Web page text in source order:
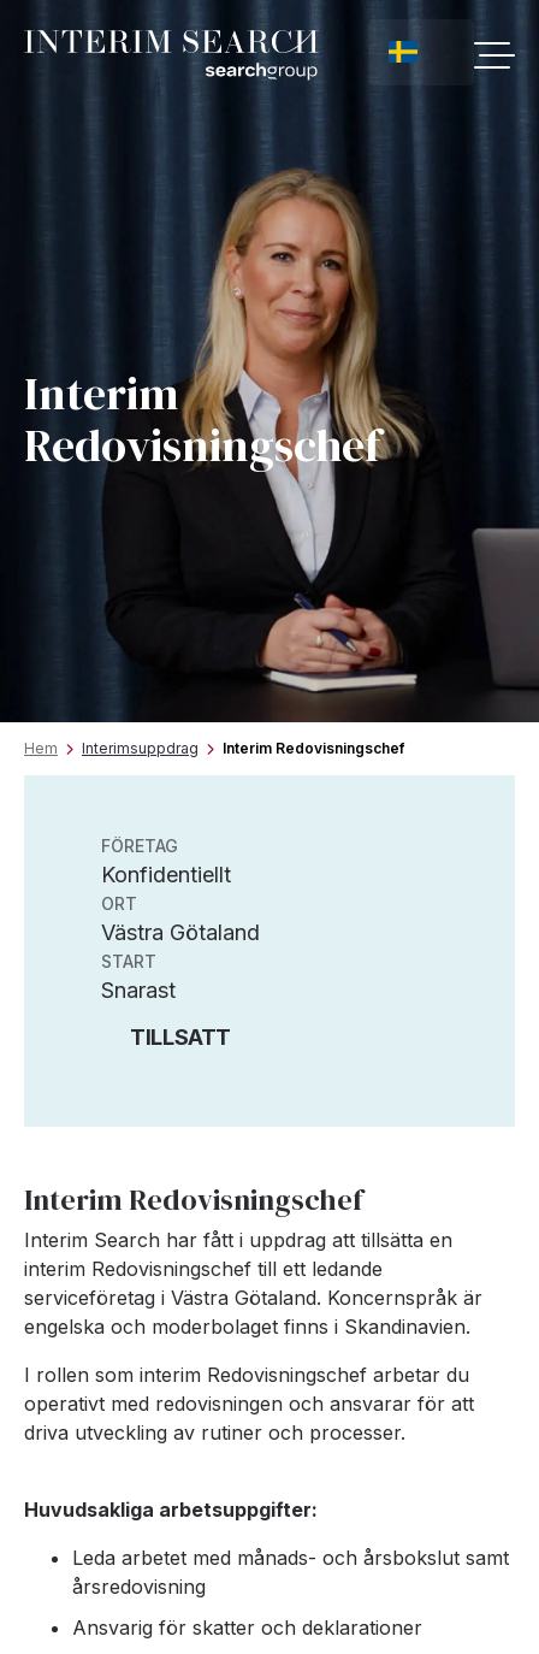
Interim
Redovisningschef
Hem Interimsuppdrag Interim Redovisningschef
FÖRETAG
Konfidentiellt
ORT
Västra Götaland
START
Snarast
TILLSATT
Interim Redovisningschef
Interim Search har fått i uppdrag att tillsätta en
interim Redovisningschef till ett ledande
serviceföretag i Västra Götaland. Koncernspråk är
engelska och moderbolaget finns i Skandinavien.
I rollen som interim Redovisningschef arbetar du
operativt med redovisningen och ansvarar för att
driva utveckling av rutiner och processer.
Huvudsakliga arbetsuppgifter:
Leda arbetet med månads- och årsbokslut samt
årsredovisning
Ansvarig för skatter och deklarationer